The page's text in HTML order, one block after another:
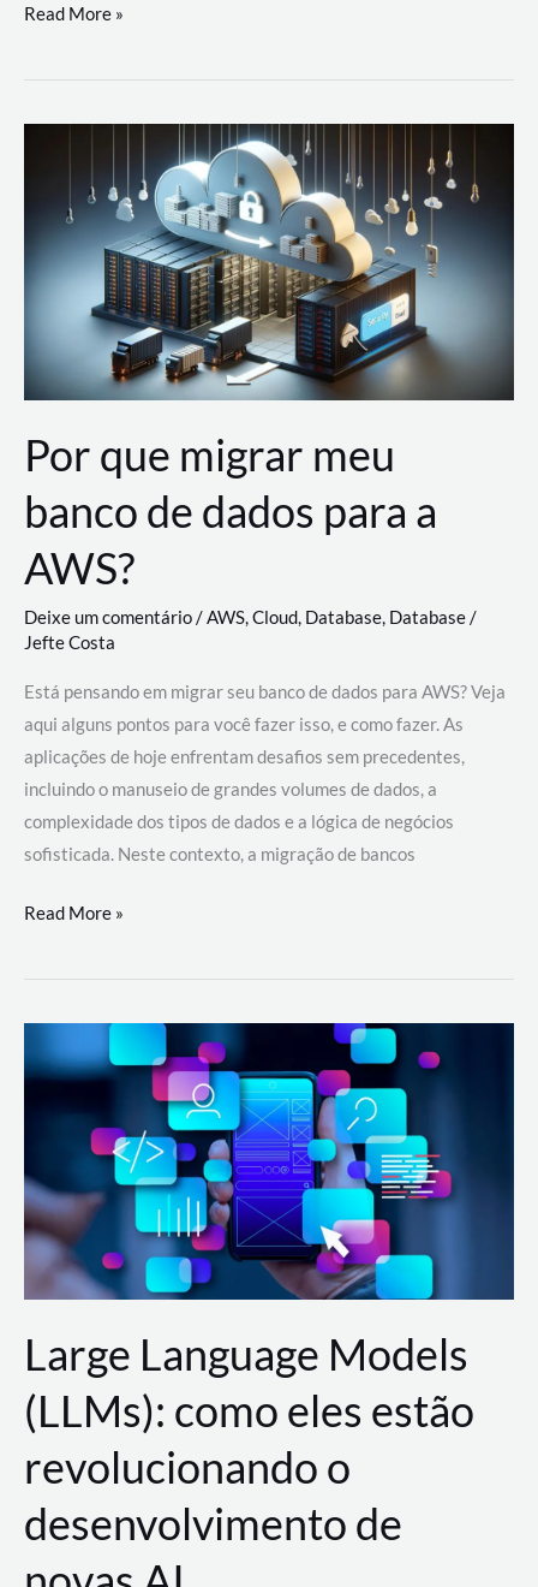
Utilizando
Soluções
AWS
Read More »
Por que migrar meu
banco de dados para a
AWS?
Deixe um comentário/AWS,Cloud, Database, Database/
Jefte Costa
Está pensando em migrar seu banco de dados para AWS? Veja
aqui alguns pontos para você fazer isso, e como fazer. As
aplicações de hoje enfrentam desafios sem precedentes,
incluindo o manuseio de grandes volumes de dados, a
complexidade dos tipos de dados e a lógica de negócios
sofisticada. Neste contexto, a migração de bancos
Por
migrar
de
a
AWS?
Read More »
Large Language Models
(LLMs): como eles estão
revolucionando o
desenvolvimento de